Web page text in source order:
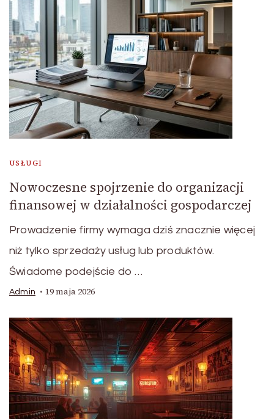
USŁUGI
Nowoczesne spojrzenie do organizacji
finansowej w działalności gospodarczej
Prowadzenie firmy wymaga dziś znacznie więcej
niż tylko sprzedaży usług lub produktów.
Świadome podejście do …
Admin 19 maja 2026